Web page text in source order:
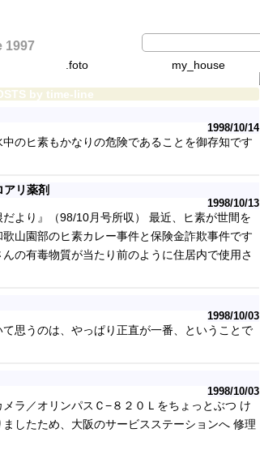
1997
.foto my_house
by time-line
1998/10/14
のヒ素もかなりの危険であることを御存知です
リ薬剤
1998/10/13
より』（98/10月号所収） 最近、ヒ素が世間を
山園部のヒ素カレー事件と保険金詐欺事件です
の有毒物質が当たり前のように住居内で使用さ
1998/10/03
思うのは、やっぱり正直が一番、ということで
1998/10/03
ラ／オリンパスＣ−８２０Ｌをちょっとぶつ け
したため、大阪のサービスステーションへ 修理